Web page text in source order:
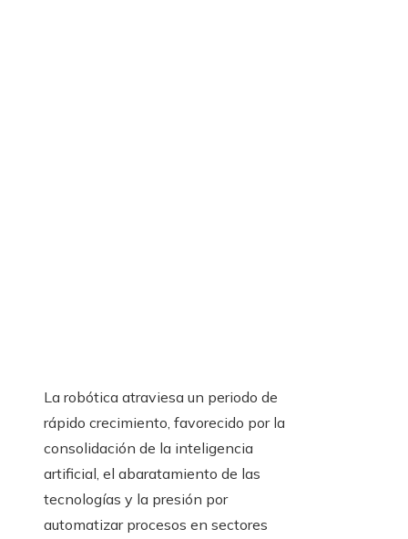
La robótica atraviesa un periodo de
rápido crecimiento, favorecido por la
consolidación de la inteligencia
artificial, el abaratamiento de las
tecnologías y la presión por
automatizar procesos en sectores